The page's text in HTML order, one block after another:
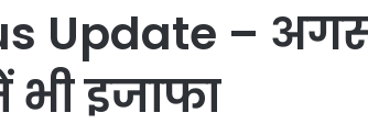
Update –
इजाफा